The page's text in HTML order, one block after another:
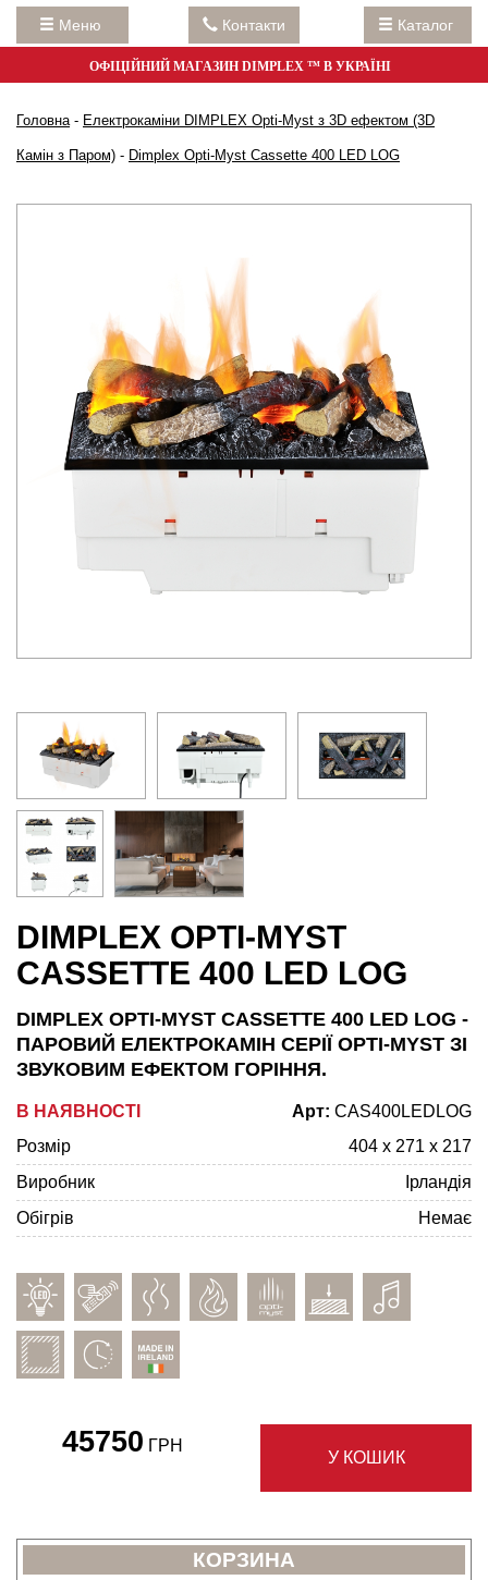
Меню Контакти Каталог
ОФІЦІЙНИЙ МАГАЗИН DIMPLEX ™ В УКРАЇНІ
Головна- Електрокаміни DIMPLEX Opti-Myst з 3D ефектом (3D
Камін з Паром) - Dimplex Opti-Myst Cassette 400 LED LOG
DIMPLEX OPTI-MYST
CASSETTE 400 LED LOG
DIMPLEX OPTI-MYST CASSETTE 400 LED LOG -
ПАРОВИЙ ЕЛЕКТРОКАМІН СЕРІЇ OPTI-MYST ЗІ
ЗВУКОВИМ ЕФЕКТОМ ГОРІННЯ.
Арт: CAS400LEDLOG
В НАЯВНОСТІ
Розмір
404 x 271 x 217
Виробник
Ірландія
Обігрів
Немає
45750 ГРН
У КОШИК
КОРЗИНА